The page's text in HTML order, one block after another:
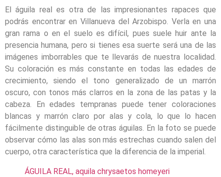
El águila real es otra de las impresionantes rapaces que
podrás encontrar en Villanueva del Arzobispo. Verla en una
gran rama o en el suelo es difícil, pues suele huir ante la
presencia humana, pero si tienes esa suerte será una de las
imágenes imborrables que te llevarás de nuestra localidad.
Su coloración es más constante en todas las edades de
crecimiento, siendo el tono generalizado de un marrón
oscuro, con tonos más clarros en la zona de las patas y la
cabeza. En edades tempranas puede tener coloraciones
blancas y marrón claro por alas y cola, lo que lo hacen
fácilmente distinguible de otras águilas. En la foto se puede
observar cómo las alas son más estrechas cuando salen del
cuerpo, otra característica que la diferencia de la imperial.
ÁGUILA REAL, aquila chrysaetos homeyeri